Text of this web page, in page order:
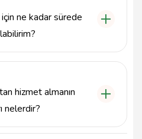
ne kadar sürede
hizmet almanın
nelerdir?
deneyimi ve uzman ekibi